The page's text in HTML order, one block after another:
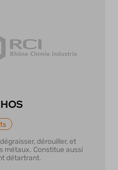
plus
dérouiller, et
métaux. Constitue aussi
détartrant.